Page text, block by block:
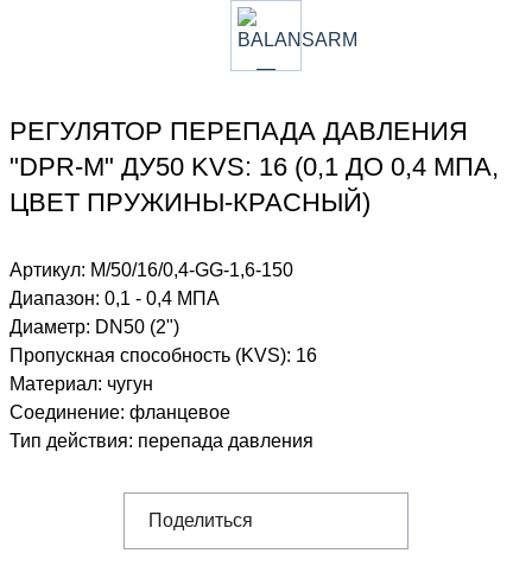
РЕГУЛЯТОР ПЕРЕПАДА ДАВЛЕНИЯ
"DPR-M" ДУ50 KVS: 16 (0,1 ДО 0,4 МПА,
ЦВЕТ ПРУЖИНЫ-КРАСНЫЙ)
Артикул: M/50/16/0,4-GG-1,6-150
Диапазон: 0,1 - 0,4 МПА
Диаметр: DN50 (2")
Пропускная способность (KVS): 16
Материал: чугун
Соединение: фланцевое
Тип действия: перепада давления
Поделиться